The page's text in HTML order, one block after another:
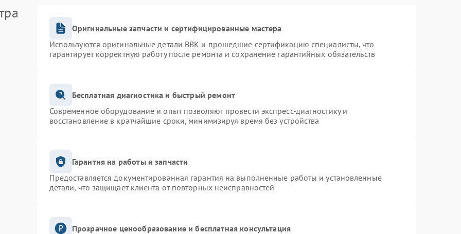
Оригинальные запчасти и сертифицированные мастера
Используются оригинальные детали BBK и прошедшие сертификацию специалисты, что
гарантирует корректную работу после ремонта и сохранение гарантийных обязательств
Бесплатная диагностика и быстрый ремонт
Современное оборудование и опыт позволяют провести экспресс-диагностику и
восстановление в кратчайшие сроки, минимизируя время без устройства
Гарантия на работы и запчасти
Предоставляется документированная гарантия на выполненные работы и установленные
детали, что защищает клиента от повторных неисправностей
Прозрачное ценообразование и бесплатная консультация